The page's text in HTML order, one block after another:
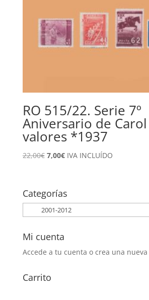
RO 515/22. Serie 7º
Aniversario de
valores *1937
22,00€ El
era:
22,00€.
7,00€El
es:
7,00€.
IVA INCLUÍDO
Categorías
Mi cuenta
Accede a tu cuenta o crea una nueva
Carrito